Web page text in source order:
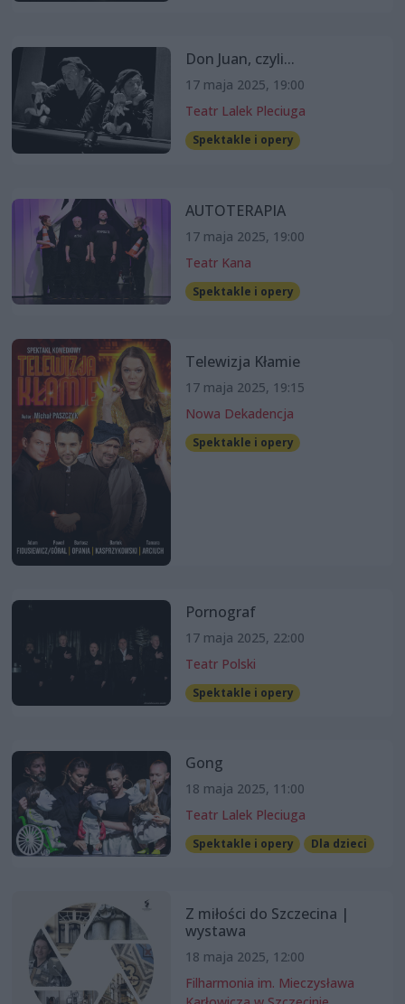
Don Juan, czyli...
17 maja 2025, 19:00
Teatr Lalek Pleciuga
Spektakle i opery
AUTOTERAPIA
17 maja 2025, 19:00
Teatr Kana
Spektakle i opery
Telewizja Kłamie
17 maja 2025, 19:15
Nowa Dekadencja
Spektakle i opery
Pornograf
17 maja 2025, 22:00
Teatr Polski
Spektakle i opery
Gong
18 maja 2025, 11:00
Teatr Lalek Pleciuga
Spektakle i opery Dla dzieci
Z miłości do Szczecina |
wystawa
18 maja 2025, 12:00
Filharmonia im. Mieczysława